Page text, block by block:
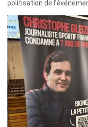
politisation de